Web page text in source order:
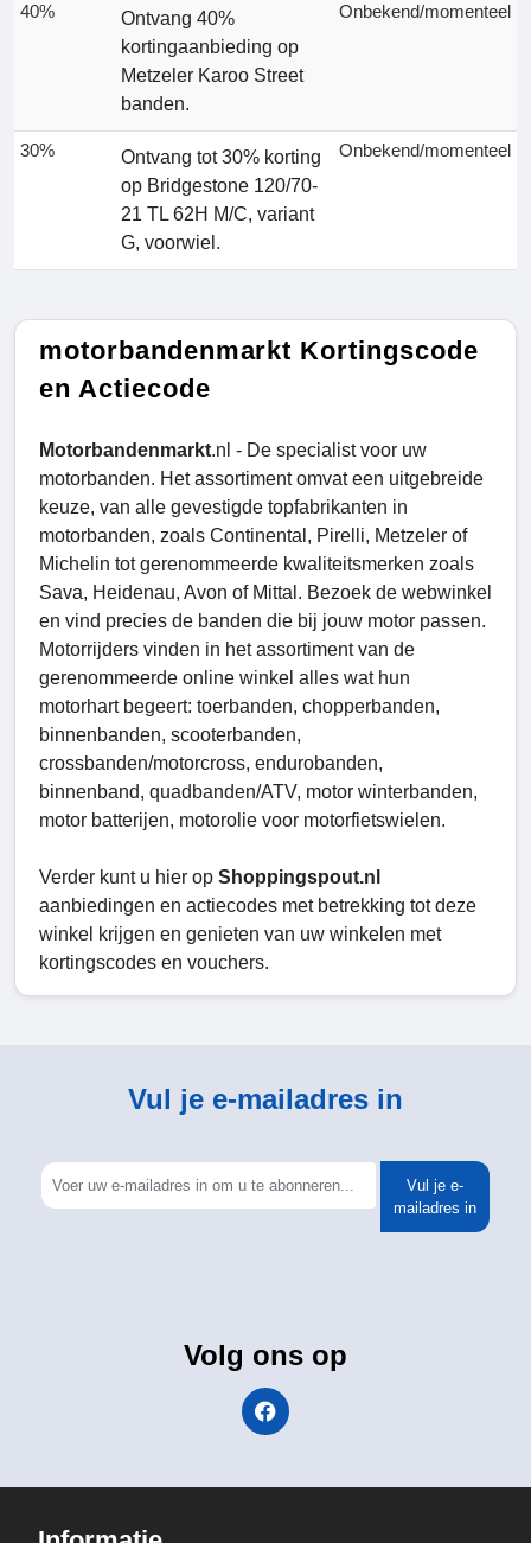
40%
Ontvang 40%
kortingaanbieding op
Metzeler Karoo Street
banden.
Onbekend/momenteel
30%
Ontvang tot 30% korting
op Bridgestone 120/70-
21 TL 62H M/C, variant
G, voorwiel.
Onbekend/momenteel
motorbandenmarkt Kortingscode
en Actiecode
Motorbandenmarkt.nl - De specialist voor uw
motorbanden. Het assortiment omvat een uitgebreide
keuze, van alle gevestigde topfabrikanten in
motorbanden, zoals Continental, Pirelli, Metzeler of
Michelin tot gerenommeerde kwaliteitsmerken zoals
Sava, Heidenau, Avon of Mittal. Bezoek de webwinkel
en vind precies de banden die bij jouw motor passen.
Motorrijders vinden in het assortiment van de
gerenommeerde online winkel alles wat hun
motorhart begeert: toerbanden, chopperbanden,
binnenbanden, scooterbanden,
crossbanden/motorcross, endurobanden,
binnenband, quadbanden/ATV, motor winterbanden,
motor batterijen, motorolie voor motorfietswielen.
Verder kunt u hier op Shoppingspout.nl
aanbiedingen en actiecodes met betrekking tot deze
winkel krijgen en genieten van uw winkelen met
kortingscodes en vouchers.
Vul je e-mailadres in
Vul je e-
mailadres in
Volg ons op